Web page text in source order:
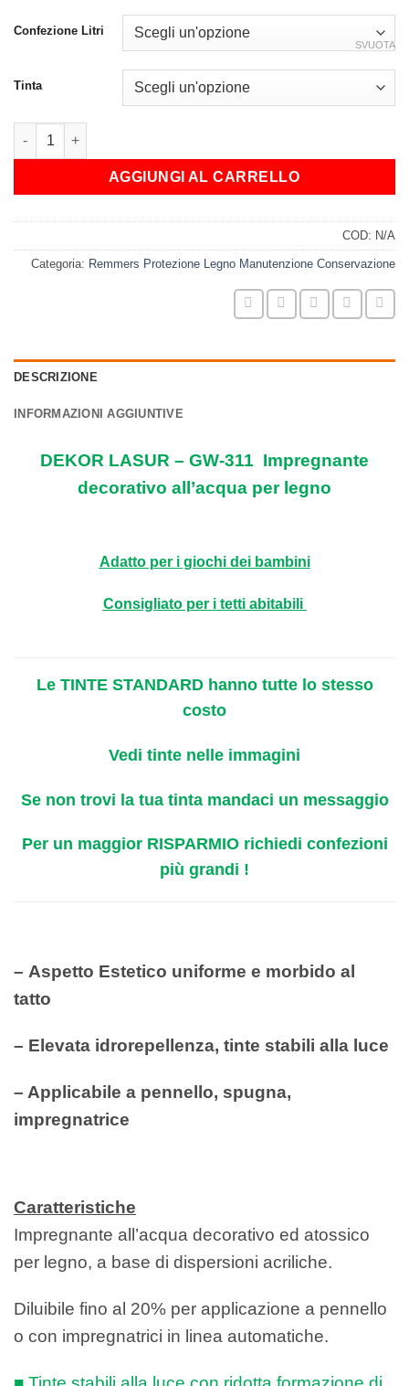
Confezione Litri
Tinta
SVUOTA
Impregnante decorativo ecologico all’acqua DEKOR LASUR-
AGGIUNGI AL CARRELLO
COD: N/A
Categoria: Remmers Protezione Legno Manutenzione Conservazione
DESCRIZIONE
INFORMAZIONI AGGIUNTIVE
DEKOR LASUR – GW-311 Impregnante
decorativo all’acqua per legno
Adatto per i giochi dei bambini
Consigliato per i tetti abitabili
Le TINTE STANDARD hanno tutte lo stesso
costo
Vedi tinte nelle immagini
Se non trovi la tua tinta mandaci un messaggio
Per un maggior RISPARMIO richiedi confezioni
più grandi !
– Aspetto Estetico uniforme e morbido al
tatto
– Elevata idrorepellenza, tinte stabili alla luce
– Applicabile a pennello, spugna,
impregnatrice
Caratteristiche
Impregnante all’acqua decorativo ed atossico
per legno, a base di dispersioni acriliche.
Diluibile fino al 20% per applicazione a pennello
o con impregnatrici in linea automatiche.